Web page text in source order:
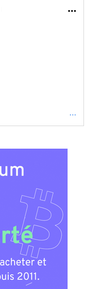
...
...